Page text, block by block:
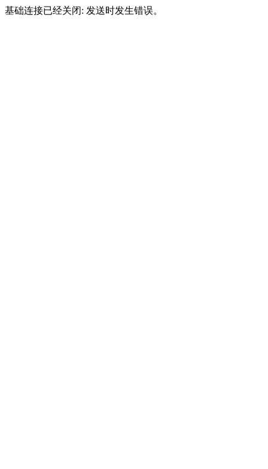
基础连接已经关闭: 发送时发生错误。